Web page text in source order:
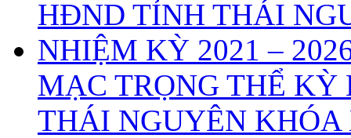
MẠC TRỌNG THỂ
THÁI NGUYÊN KHÓA